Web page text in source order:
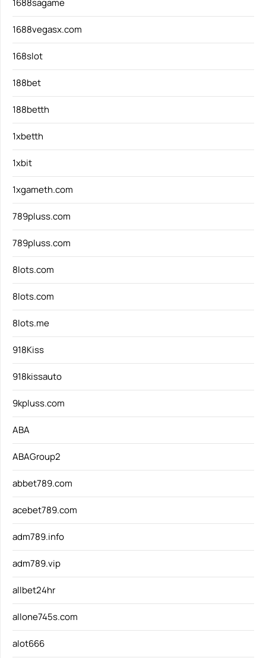
1688sagame
1688vegasx.com
168slot
188bet
188betth
1xbetth
1xbit
1xgameth.com
789pluss.com
789pluss.com
8lots.com
8lots.com
8lots.me
918Kiss
918kissauto
9kpluss.com
ABA
ABAGroup2
abbet789.com
acebet789.com
adm789.info
adm789.vip
allbet24hr
allone745s.com
alot666